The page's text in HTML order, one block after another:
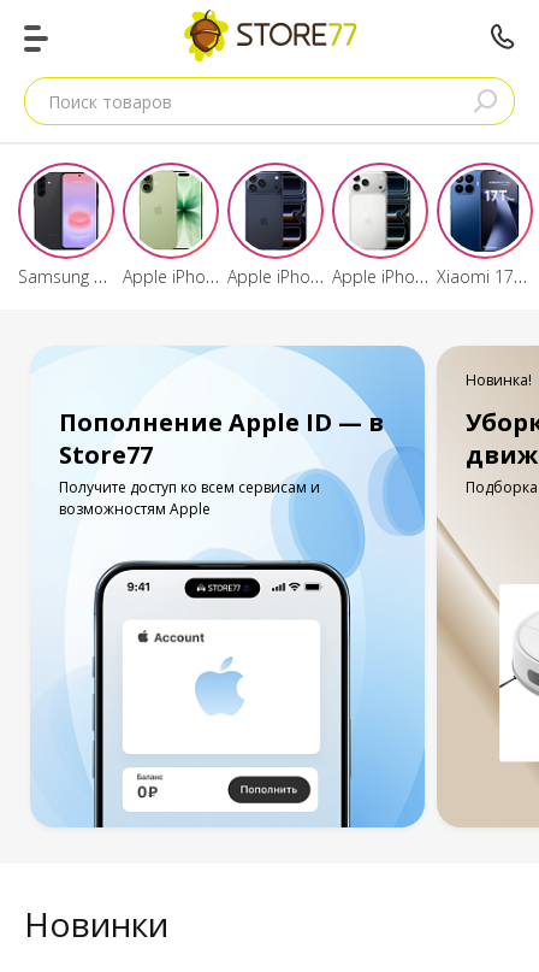
Поиск товаров
Samsung Galaxy A37 Apple iPhone 17 Apple iPhone 17 Pro Max Apple iPhone 17 Pro Xiaomi 17T/17T Pro
Пополнение Apple ID — в
Store77
Получите доступ ко всем сервисам и
возможностям Apple
Новинка!
Новинки